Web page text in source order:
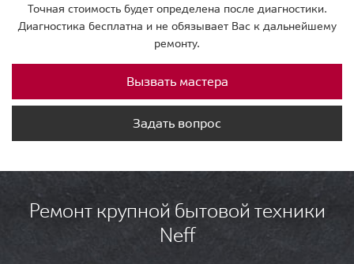
Точная стоимость будет определена после диагностики.
Диагностика бесплатна и не обязывает Вас к дальнейшему
ремонту.
Вызвать мастера
Задать вопрос
Ремонт крупной бытовой техники
Neff